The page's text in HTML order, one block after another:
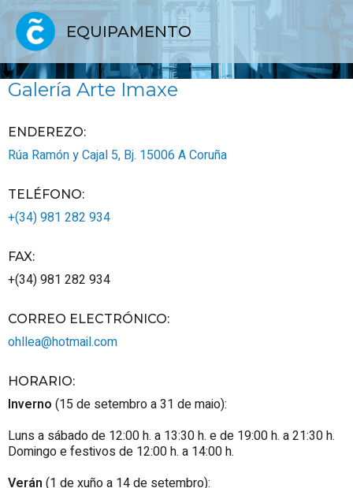
EQUIPAMENTO
Galería Arte Imaxe
ENDEREZO:
Rúa Ramón y Cajal 5, Bj. 15006 A Coruña
TELÉFONO:
+(34) 981 282 934
FAX:
+(34) 981 282 934
CORREO ELECTRÓNICO:
ohllea@hotmail.com
HORARIO:
Inverno (15 de setembro a 31 de maio):
Luns a sábado de 12:00 h. a 13:30 h. e de 19:00 h. a 21:30 h.
Domingo e festivos de 12:00 h. a 14:00 h.
Verán (1 de xuño a 14 de setembro):